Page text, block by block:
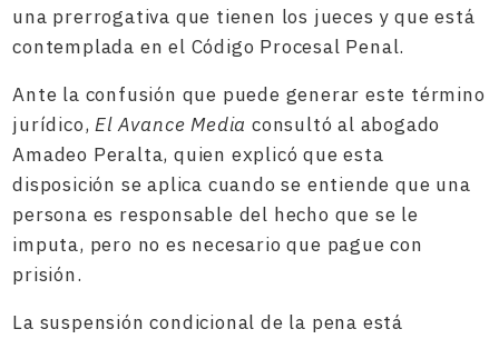
una prerrogativa que tienen los jueces y que está
contemplada en el Código Procesal Penal.
Ante la confusión que puede generar este término
jurídico,El Avance Media consultó al abogado
Amadeo Peralta, quien explicó que esta
disposición se aplica cuando se entiende que una
persona es responsable del hecho que se le
imputa, pero no es necesario que pague con
prisión.
La suspensión condicional de la pena está